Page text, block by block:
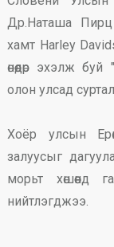
Др.Наташа Пирц
хамт Harley
өнөөдөр эхэлж
олон улсад
Хоёр улсын
залуусыг
морьт хөшөөнд
нийтлэгджээ.